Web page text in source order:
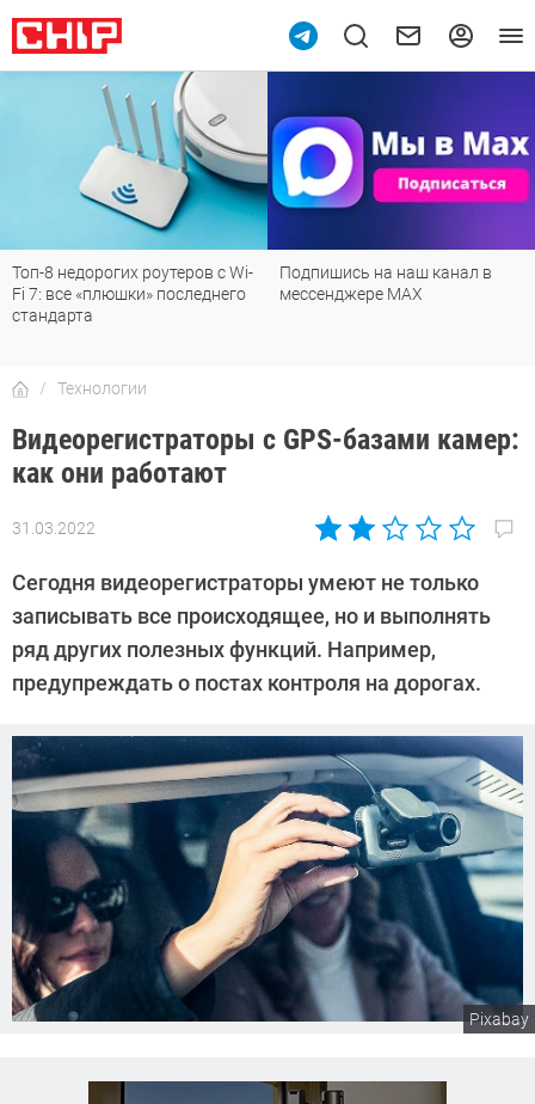
Топ-8 недорогих роутеров с Wi-
Fi 7: все «плюшки» последнего
стандарта
Подпишись на наш канал в
мессенджере МАХ
Технологии
Видеорегистраторы с GPS-базами камер:
как они работают
31.03.2022
Автор:
Пономарев
Сегодня видеорегистраторы умеют не только
записывать все происходящее, но и выполнять
ряд других полезных функций. Например,
предупреждать о постах контроля на дорогах.
Pixabay